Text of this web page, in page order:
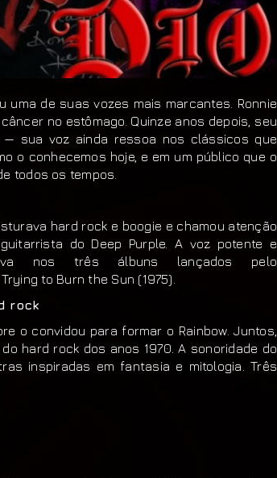
uma de suas vozes mais marcantes. Ronnie
no estômago. Quinze anos depois, seu
— sua voz ainda ressoa nos clássicos que
o conhecemos hoje, e em um público que o
todos os tempos.
hard rock e boogie e chamou atenção
do Deep Purple. A voz potente e
nos três álbuns lançados pelo
to Burn the Sun (1975).
rock
o convidou para formar o Rainbow. Juntos,
hard rock dos anos 1970. A sonoridade do
inspiradas em fantasia e mitologia. Três